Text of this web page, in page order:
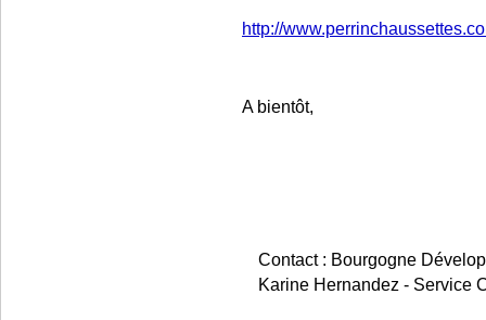
http://
A bientôt,
Contact : Bourgogne
Karine Hernandez - Service